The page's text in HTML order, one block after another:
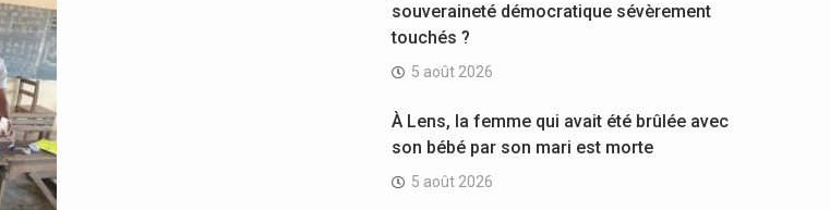
souveraineté démocratique sévèrement
touchés ?
5 août 2026
À Lens, la femme qui avait été brûlée avec
son bébé par son mari est morte
5 août 2026